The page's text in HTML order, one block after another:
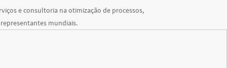
e consultoria na otimização de processos,
mundiais.